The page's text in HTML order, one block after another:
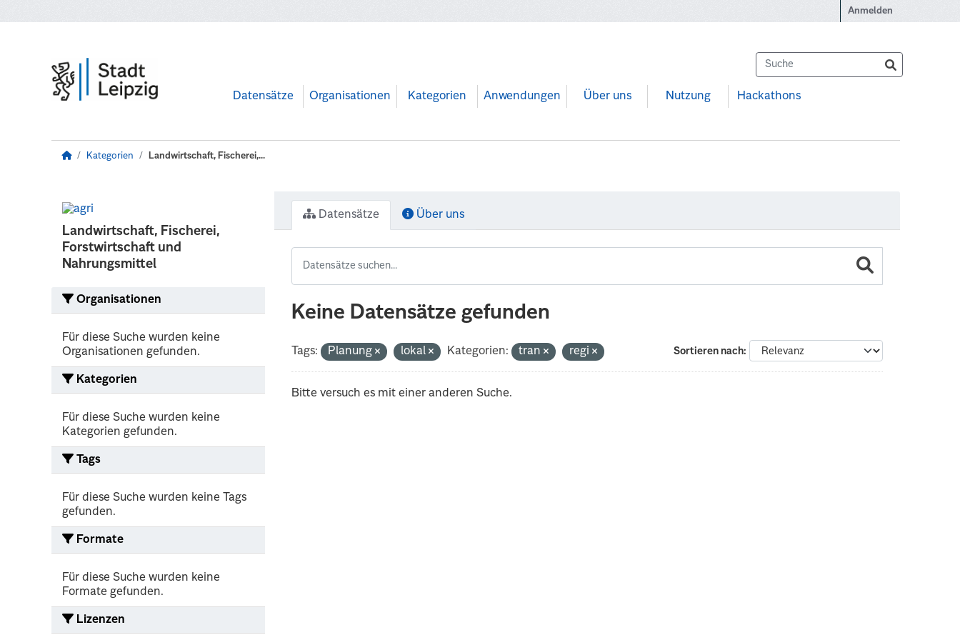
Anmelden
Datensätze Organisationen Kategorien Anwendungen Über uns Nutzung Hackathons
Kategorien Landwirtschaft, Fischerei,...
Landwirtschaft, Fischerei,
Forstwirtschaft und
Nahrungsmittel
Organisationen
Für diese Suche wurden keine
Organisationen gefunden.
Kategorien
Für diese Suche wurden keine
Kategorien gefunden.
Tags
Für diese Suche wurden keine Tags
gefunden.
Formate
Für diese Suche wurden keine
Formate gefunden.
Lizenzen
Datensätze Über uns
Keine Datensätze gefunden
Sortieren nach
Tags: Planung lokal Kategorien: tran regi
Bitte versuch es mit einer anderen Suche.